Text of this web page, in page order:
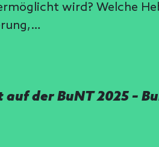
wird? Welche
der BuNT 2025 –